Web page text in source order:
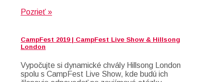
Pozrieť »
CampFest 2019 | CampFest Live Show & Hillsong
London
Vypočujte si dynamické chvály Hillsong London
spolu s CampFest Live Show, kde budú ich